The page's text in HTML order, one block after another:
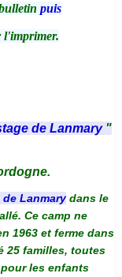
puis
l'imprimer.
de Lanmary "
de Lanmarydans le
Ce camp ne
1963 et ferme dans
25 familles, toutes
les enfants